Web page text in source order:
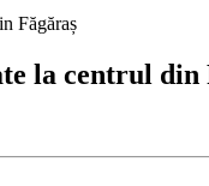
Făgăraș
la centrul din